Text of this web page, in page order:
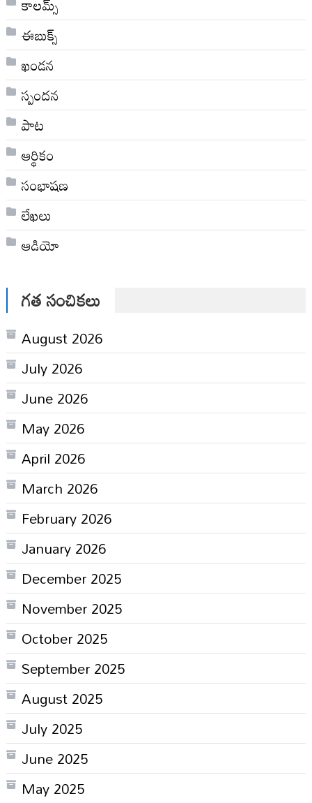
ఈబుక్స్
ఖండన
స్పందన
పాట
ఆర్థికం
సంభాషణ
లేఖలు
ఆడియో
గత సంచికలు
August 2026
July 2026
June 2026
May 2026
April 2026
March 2026
February 2026
January 2026
December 2025
November 2025
October 2025
September 2025
August 2025
July 2025
June 2025
May 2025